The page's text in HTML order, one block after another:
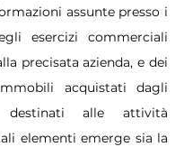
assunte presso i
esercizi commerciali
precisata azienda, e dei
acquistati dagli
alle attività
elementi emerge sia la